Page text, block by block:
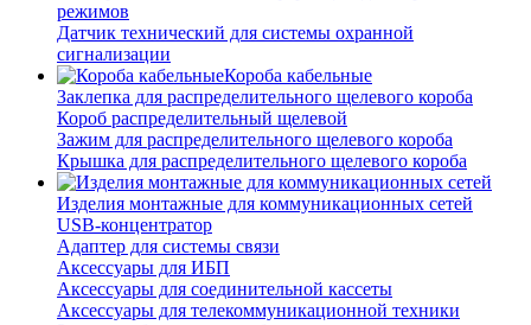
режимов
Датчик технический для системы охранной
сигнализации
Короба кабельные
Заклепка для распределительного щелевого короба
Короб распределительный щелевой
Зажим для распределительного щелевого короба
Крышка для распределительного щелевого короба
Изделия монтажные для коммуникационных сетей
USB-концентратор
Адаптер для системы связи
Аксессуары для ИБП
Аксессуары для соединительной кассеты
Аксессуары для телекоммуникационной техники